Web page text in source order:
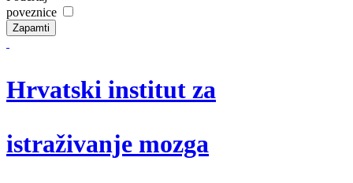
poveznice
Zapamti
Hrvatski institut za
istraživanje mozga